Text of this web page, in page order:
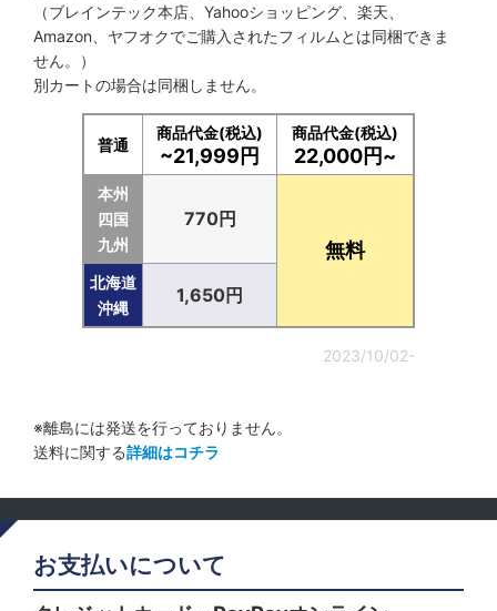
（ブレインテック本店、Yahooショッピング、楽天、
Amazon、ヤフオクでご購入されたフィルムとは同梱できま
せん。）
別カートの場合は同梱しません。
普通
商品代金(税込)
~21,999円
商品代金(税込)
22,000円~
本州
四国
九州
770円
無料
北海道
沖縄
1,650円
2023/10/02-
※離島には発送を行っておりません。
送料に関する詳細はコチラ
お支払いについて